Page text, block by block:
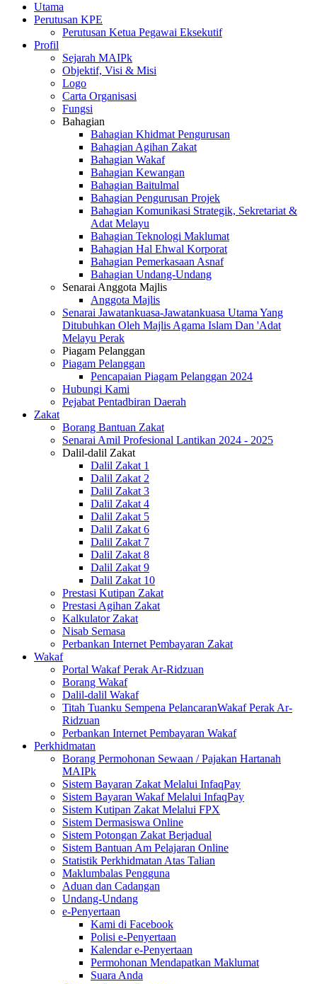
Utama
Perutusan KPE
Perutusan Ketua Pegawai Eksekutif
Profil
Sejarah MAIPk
Objektif, Visi & Misi
Logo
Carta Organisasi
Fungsi
Bahagian
Bahagian Khidmat Pengurusan
Bahagian Agihan Zakat
Bahagian Wakaf
Bahagian Kewangan
Bahagian Baitulmal
Bahagian Pengurusan Projek
Bahagian Komunikasi Strategik, Sekretariat &
Adat Melayu
Bahagian Teknologi Maklumat
Bahagian Hal Ehwal Korporat
Bahagian Pemerkasaan Asnaf
Bahagian Undang-Undang
Senarai Anggota Majlis
Anggota Majlis
Senarai Jawatankuasa-Jawatankuasa Utama Yang
Ditubuhkan Oleh Majlis Agama Islam Dan 'Adat
Melayu Perak
Piagam Pelanggan
Piagam Pelanggan
Pencapaian Piagam Pelanggan 2024
Hubungi Kami
Pejabat Pentadbiran Daerah
Zakat
Borang Bantuan Zakat
Senarai Amil Profesional Lantikan 2024 - 2025
Dalil-dalil Zakat
Dalil Zakat 1
Dalil Zakat 2
Dalil Zakat 3
Dalil Zakat 4
Dalil Zakat 5
Dalil Zakat 6
Dalil Zakat 7
Dalil Zakat 8
Dalil Zakat 9
Dalil Zakat 10
Prestasi Kutipan Zakat
Prestasi Agihan Zakat
Kalkulator Zakat
Nisab Semasa
Perbankan Internet Pembayaran Zakat
Wakaf
Portal Wakaf Perak Ar-Ridzuan
Borang Wakaf
Dalil-dalil Wakaf
Titah Tuanku Sempena PelancaranWakaf Perak Ar-
Ridzuan
Perbankan Internet Pembayaran Wakaf
Perkhidmatan
Borang Permohonan Sewaan / Pajakan Hartanah
MAIPk
Sistem Bayaran Zakat Melalui InfaqPay
Sistem Bayaran Wakaf Melalui InfaqPay
Sistem Kutipan Zakat Melalui FPX
Sistem Dermasiswa Online
Sistem Potongan Zakat Berjadual
Sistem Bantuan Am Pelajaran Online
Statistik Perkhidmatan Atas Talian
Maklumbalas Pengguna
Aduan dan Cadangan
Undang-Undang
e-Penyertaan
Kami di Facebook
Polisi e-Penyertaan
Kalendar e-Penyertaan
Permohonan Mendapatkan Maklumat
Suara Anda